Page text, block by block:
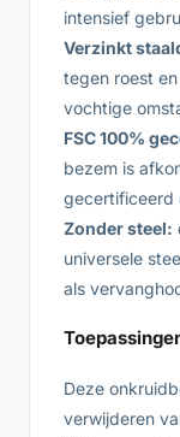
intensief
Verzinkt
tegen roest
vochtige
FSC 100%
bezem is
gecertificeerd
Zonder steel:
universele
als
Deze
verwijderen